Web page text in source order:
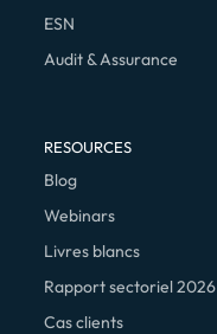
ESN
Audit & Assurance
RESOURCES
Blog
Webinars
Livres blancs
Rapport sectoriel 2026
Cas clients